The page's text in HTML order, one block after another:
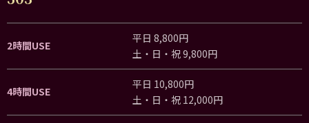
2時間USE
平日 8,800円
土・日・祝 9,800円
4時間USE
平日 10,800円
土・日・祝 12,000円